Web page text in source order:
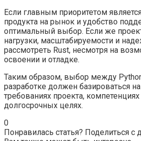
Если главным приоритетом
продукта на рынок и удобство
оптимальный выбор. Если же
нагрузки, масштабируемости и
рассмотреть Rust, несмотря на
освоении и отладке.
Таким образом, выбор между
разработке должен базироваться
требованиях проекта,
долгосрочных целях.
0
Понравилась статья? Поделиться с